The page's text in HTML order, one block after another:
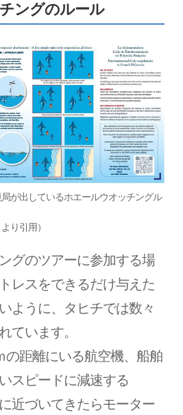
ングのルール
が出しているホエールウオッチングル
り引用）
グのツアーに参加する場
レスをできるだけ与えた
ように、タヒチでは数々
ています。
の距離にいる航空機、船舶
スピードに減速する
近づいてきたらモーター